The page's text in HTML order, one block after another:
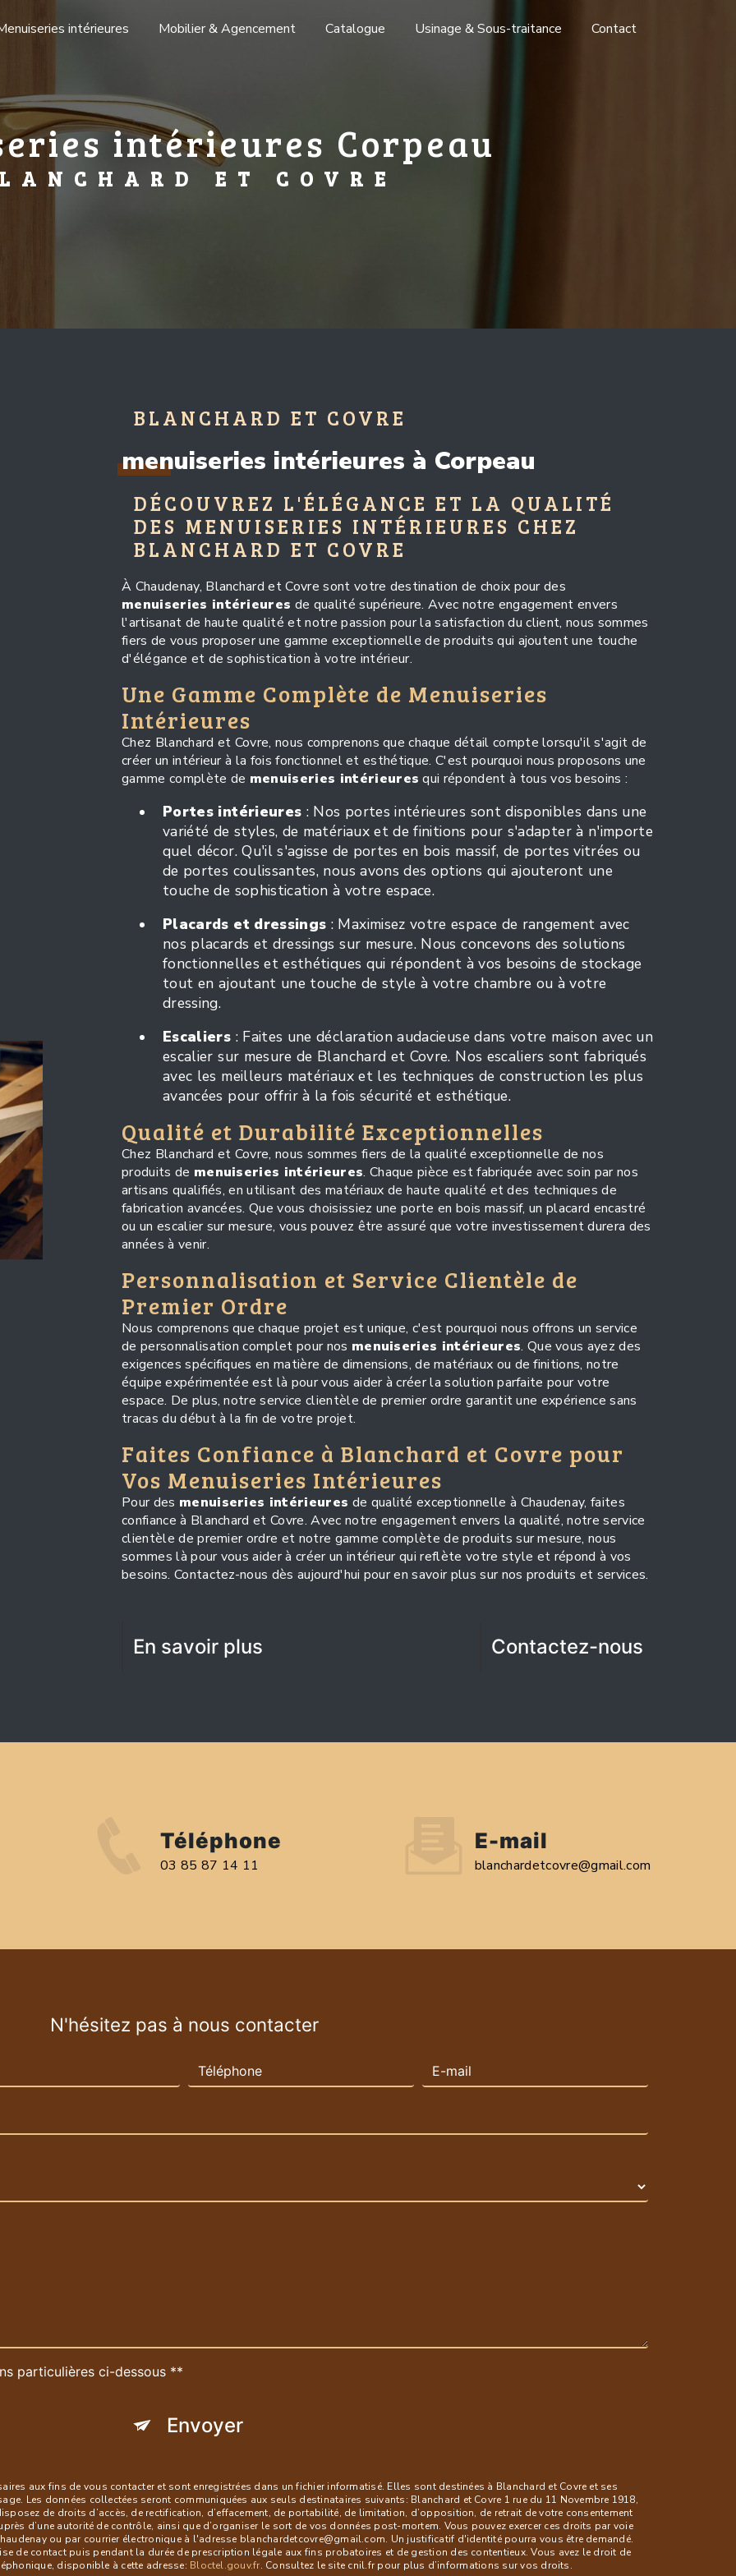
intérieures Mobilier & Agencement Catalogue Usinage & Sous-traitance Contact
intérieures Corpeau
ET COVRE
BLANCHARD ET COVRE
menuiseries intérieures à Corpeau
DÉCOUVREZ L'ÉLÉGANCE ET LA QUALITÉ
DES MENUISERIES INTÉRIEURES CHEZ
BLANCHARD ET COVRE
À Chaudenay, Blanchard et Covre sont votre destination de choix pour des
menuiseries intérieures de qualité supérieure. Avec notre engagement envers
l'artisanat de haute qualité et notre passion pour la satisfaction du client, nous sommes
fiers de vous proposer une gamme exceptionnelle de produits qui ajoutent une touche
d'élégance et de sophistication à votre intérieur.
Une Gamme Complète de Menuiseries
Intérieures
Chez Blanchard et Covre, nous comprenons que chaque détail compte lorsqu'il s'agit de
créer un intérieur à la fois fonctionnel et esthétique. C'est pourquoi nous proposons une
gamme complète de menuiseries intérieures qui répondent à tous vos besoins :
Portes intérieures : Nos portes intérieures sont disponibles dans une
variété de styles, de matériaux et de finitions pour s'adapter à n'importe
quel décor. Qu'il s'agisse de portes en bois massif, de portes vitrées ou
de portes coulissantes, nous avons des options qui ajouteront une
touche de sophistication à votre espace.
Placards et dressings : Maximisez votre espace de rangement avec
nos placards et dressings sur mesure. Nous concevons des solutions
fonctionnelles et esthétiques qui répondent à vos besoins de stockage
tout en ajoutant une touche de style à votre chambre ou à votre
dressing.
Escaliers : Faites une déclaration audacieuse dans votre maison avec un
escalier sur mesure de Blanchard et Covre. Nos escaliers sont fabriqués
avec les meilleurs matériaux et les techniques de construction les plus
avancées pour offrir à la fois sécurité et esthétique.
Qualité et Durabilité Exceptionnelles
Chez Blanchard et Covre, nous sommes fiers de la qualité exceptionnelle de nos
produits de menuiseries intérieures. Chaque pièce est fabriquée avec soin par nos
artisans qualifiés, en utilisant des matériaux de haute qualité et des techniques de
fabrication avancées. Que vous choisissiez une porte en bois massif, un placard encastré
ou un escalier sur mesure, vous pouvez être assuré que votre investissement durera des
années à venir.
Personnalisation et Service Clientèle de
Premier Ordre
Nous comprenons que chaque projet est unique, c'est pourquoi nous offrons un service
de personnalisation complet pour nos menuiseries intérieures. Que vous ayez des
exigences spécifiques en matière de dimensions, de matériaux ou de finitions, notre
équipe expérimentée est là pour vous aider à créer la solution parfaite pour votre
espace. De plus, notre service clientèle de premier ordre garantit une expérience sans
tracas du début à la fin de votre projet.
Faites Confiance à Blanchard et Covre pour
Vos Menuiseries Intérieures
Pour des menuiseries intérieures de qualité exceptionnelle à Chaudenay, faites
confiance à Blanchard et Covre. Avec notre engagement envers la qualité, notre service
clientèle de premier ordre et notre gamme complète de produits sur mesure, nous
sommes là pour vous aider à créer un intérieur qui reflète votre style et répond à vos
besoins. Contactez-nous dès aujourd'hui pour en savoir plus sur nos produits et services.
En savoir plus Contactez-nous
Téléphone
03 85 87 14 11
E-mail
blanchardetcovre@gmail.com
N'hésitez pas à nous contacter
particulières ci-dessous **
Envoyer
aux fins de vous contacter et sont enregistrées dans un fichier informatisé. Elles sont destinées à Blanchard et Covre et ses
Les données collectées seront communiquées aux seuls destinataires suivants: Blanchard et Covre 1 rue du 11 Novembre 1918,
de droits d’accès, de rectification, d’effacement, de portabilité, de limitation, d’opposition, de retrait de votre consentement
d’une autorité de contrôle, ainsi que d’organiser le sort de vos données post-mortem. Vous pouvez exercer ces droits par voie
ou par courrier électronique à l'adresse blanchardetcovre@gmail.com. Un justificatif d'identité pourra vous être demandé.
de contact puis pendant la durée de prescription légale aux fins probatoires et de gestion des contentieux. Vous avez le droit de
disponible à cette adresse: Bloctel.gouv.fr. Consultez le site cnil.fr pour plus d’informations sur vos droits.